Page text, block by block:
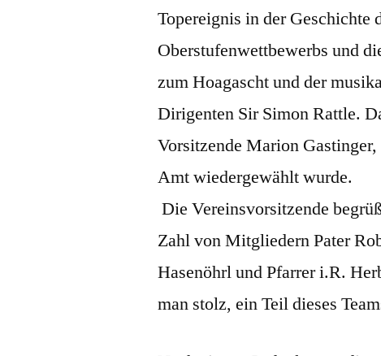
Topereignis in der Geschichte
Oberstufenwettbewerbs und
zum Hoagascht und der
Dirigenten Sir Simon Rattle.
Vorsitzende Marion
Amt wiedergewählt wurde.
Die Vereinsvorsitzende
Zahl von Mitgliedern Pater
Hasenöhrl und Pfarrer i.R.
man stolz, ein Teil dieses